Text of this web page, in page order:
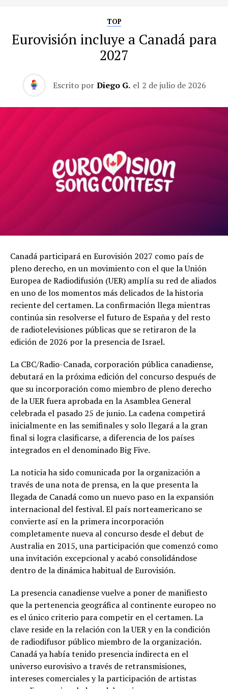
TOP
Eurovisión incluye a Canadá para
2027
Escrito por Diego G. el 2 de julio de 2026
Canadá participará en Eurovisión 2027 como país de
pleno derecho, en un movimiento con el que la Unión
Europea de Radiodifusión (UER) amplía su red de aliados
en uno de los momentos más delicados de la historia
reciente del certamen. La confirmación llega mientras
continúa sin resolverse el futuro de España y del resto
de radiotelevisiones públicas que se retiraron de la
edición de 2026 por la presencia de Israel.
La CBC/Radio-Canada, corporación pública canadiense,
debutará en la próxima edición del concurso después de
que su incorporación como miembro de pleno derecho
de la UER fuera aprobada en la Asamblea General
celebrada el pasado 25 de junio. La cadena competirá
inicialmente en las semifinales y solo llegará a la gran
final si logra clasificarse, a diferencia de los países
integrados en el denominado Big Five.
La noticia ha sido comunicada por la organización a
través de una nota de prensa, en la que presenta la
llegada de Canadá como un nuevo paso en la expansión
internacional del festival. El país norteamericano se
convierte así en la primera incorporación
completamente nueva al concurso desde el debut de
Australia en 2015, una participación que comenzó como
una invitación excepcional y acabó consolidándose
dentro de la dinámica habitual de Eurovisión.
La presencia canadiense vuelve a poner de manifiesto
que la pertenencia geográfica al continente europeo no
es el único criterio para competir en el certamen. La
clave reside en la relación con la UER y en la condición
de radiodifusor público miembro de la organización.
Canadá ya había tenido presencia indirecta en el
universo eurovisivo a través de retransmisiones,
intereses comerciales y la participación de artistas